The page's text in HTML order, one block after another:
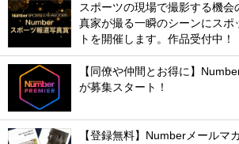
スポーツの現場で撮影する機
真家が撮る一瞬のシーンにスポ
トを開催します。作品受付中！
【同僚や仲間とお得に】
が募集スタート！
【登録無料】Numberメールマ